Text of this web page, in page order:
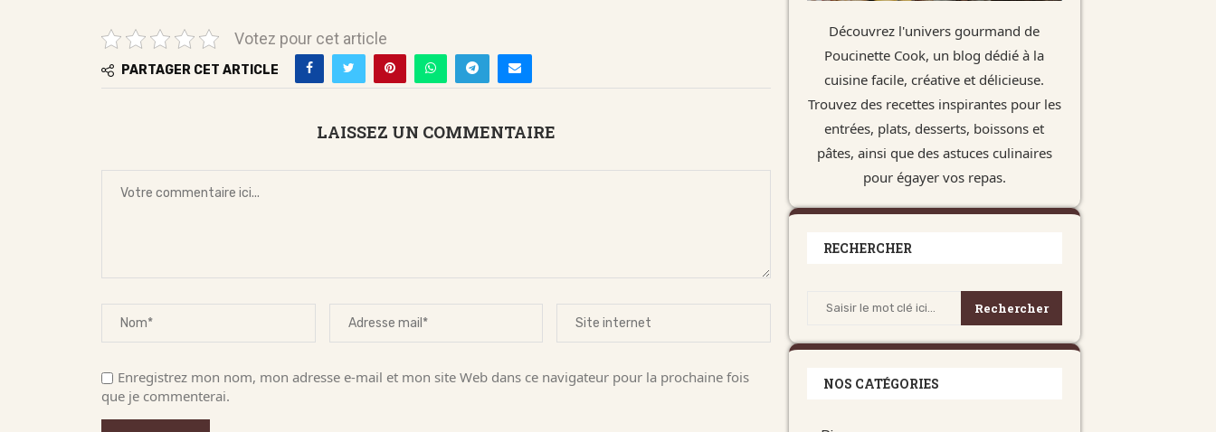
Votez pour cet article
PARTAGER CET ARTICLE
LAISSEZ UN COMMENTAIRE
Enregistrez mon nom, mon adresse e-mail et mon site Web dans ce navigateur pour la prochaine fois
que je commenterai.
Découvrez l'univers gourmand de
Poucinette Cook, un blog dédié à la
cuisine facile, créative et délicieuse.
Trouvez des recettes inspirantes pour les
entrées, plats, desserts, boissons et
pâtes, ainsi que des astuces culinaires
pour égayer vos repas.
RECHERCHER
Rechercher
NOS CATÉGORIES